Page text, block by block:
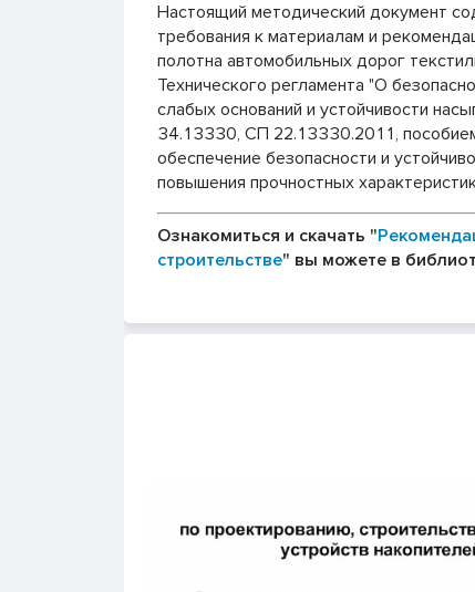
Настоящий методический документ
требования к материалам и
полотна автомобильных дорог
Технического регламента "О
слабых оснований и устойчивости
34.13330, СП 22.13330.2011,
обеспечение безопасности и
повышения прочностных
Ознакомиться и скачать "
строительстве" вы можете в